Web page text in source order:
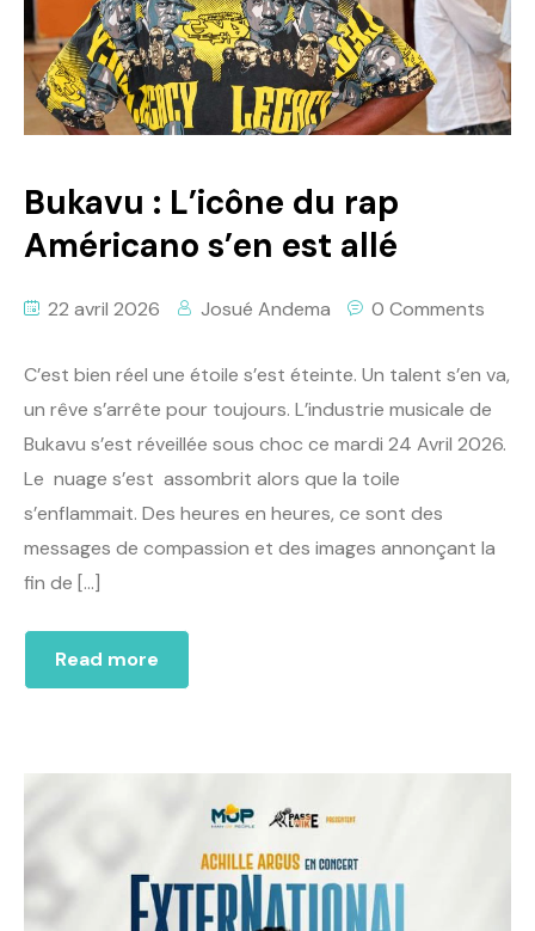
Bukavu : L’icône du rap
Américano s’en est allé
22 avril 2026 Josué Andema 0 Comments
C’est bien réel une étoile s’est éteinte. Un talent s’en va,
un rêve s’arrête pour toujours. L’industrie musicale de
Bukavu s’est réveillée sous choc ce mardi 24 Avril 2026.
Le nuage s’est assombrit alors que la toile
s’enflammait. Des heures en heures, ce sont des
messages de compassion et des images annonçant la
fin de […]
Read more